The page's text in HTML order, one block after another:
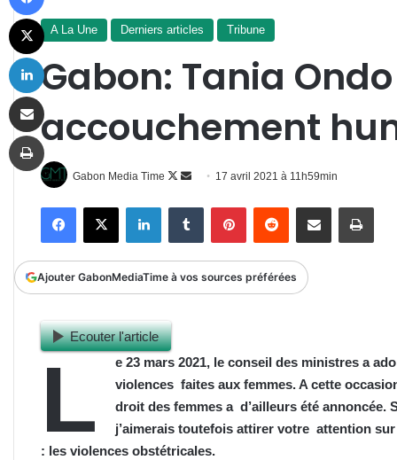
A La Une Derniers articles Tribune
Gabon: Tania
accouchement
Gabon Media Time
Follow
X
Envoyer
courriel
17 avril 2021 à 11h59min
FacebookX LinkedinTumblr PinterestReddit Partager par email
Ajouter GabonMediaTime à vos sources préférées
Ecouter l'article
L
e 23 mars 2021, le conseil des ministres a
violences faites aux femmes. A cette
droit des femmes a d’ailleurs été annoncée.
j’aimerais toutefois attirer votre attention
: les violences obstétricales.
X
Imprimer